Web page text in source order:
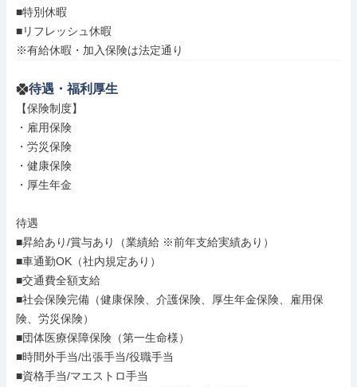
■特別休暇
■リフレッシュ休暇
※有給休暇・加入保険は法定通り
待遇・福利厚生
【保険制度】
・雇用保険
・労災保険
・健康保険
・厚生年金
待遇
■昇給あり/賞与あり（業績給 ※前年支給実績あり）
■車通勤OK（社内規定あり）
■交通費全額支給
■社会保険完備（健康保険、介護保険、厚生年金保険、雇用保
険、労災保険）
■団体医療保障保険（第一生命様）
■時間外手当/出張手当/役職手当
■資格手当/マエストロ手当